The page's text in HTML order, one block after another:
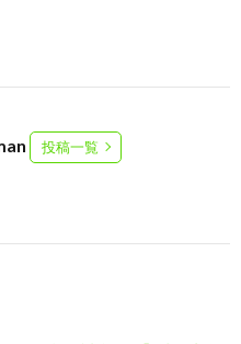
投稿一覧